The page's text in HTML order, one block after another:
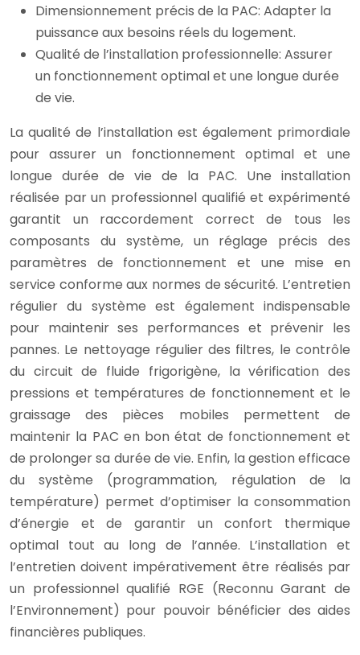
Dimensionnement précis de la PAC: Adapter la
puissance aux besoins réels du logement.
Qualité de l’installation professionnelle: Assurer
un fonctionnement optimal et une longue durée
de vie.
La qualité de l’installation est également primordiale
pour assurer un fonctionnement optimal et une
longue durée de vie de la PAC. Une installation
réalisée par un professionnel qualifié et expérimenté
garantit un raccordement correct de tous les
composants du système, un réglage précis des
paramètres de fonctionnement et une mise en
service conforme aux normes de sécurité. L’entretien
régulier du système est également indispensable
pour maintenir ses performances et prévenir les
pannes. Le nettoyage régulier des filtres, le contrôle
du circuit de fluide frigorigène, la vérification des
pressions et températures de fonctionnement et le
graissage des pièces mobiles permettent de
maintenir la PAC en bon état de fonctionnement et
de prolonger sa durée de vie. Enfin, la gestion efficace
du système (programmation, régulation de la
température) permet d’optimiser la consommation
d’énergie et de garantir un confort thermique
optimal tout au long de l’année. L’installation et
l’entretien doivent impérativement être réalisés par
un professionnel qualifié RGE (Reconnu Garant de
l’Environnement) pour pouvoir bénéficier des aides
financières publiques.